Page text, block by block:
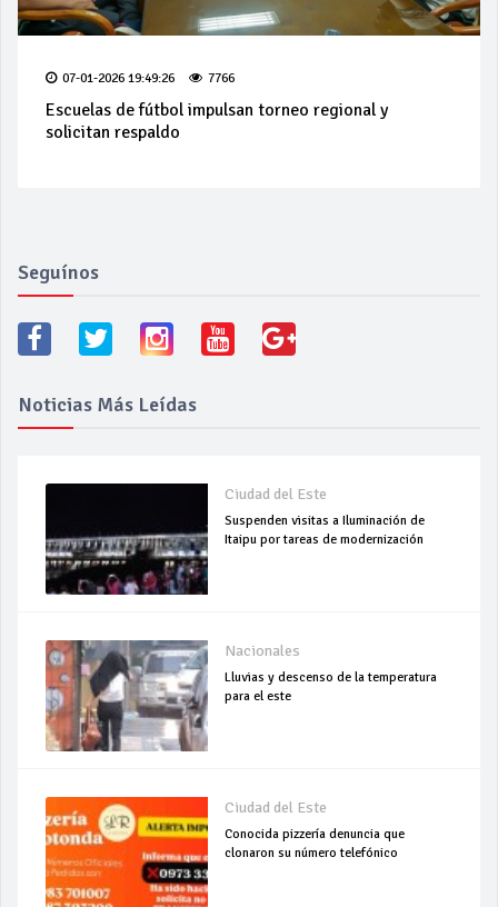
07-01-2026 19:49:26 7766
Escuelas de fútbol impulsan torneo regional y
solicitan respaldo
Seguínos
Noticias Más Leídas
Ciudad del Este
Suspenden visitas a Iluminación de
Itaipu por tareas de modernización
Nacionales
Lluvias y descenso de la temperatura
para el este
Ciudad del Este
Conocida pizzería denuncia que
clonaron su número telefónico